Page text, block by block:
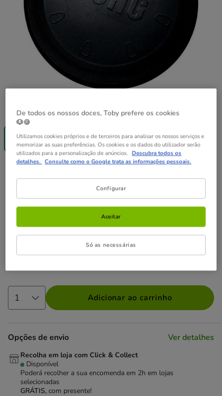
Tamanho:L Guia de tamanhos
Até - 8€!
13.69€
Obtenha 8€ de desconto na sua compra desde
59€, inserindo e validando o cupão FLASH8 ou 5€ de
desconto na sua compra desde 45€, inserindo e validando o
Adicionar ao carrinho
Opções de envio Ver detalhes
Recolha em loja com Click & Collect
Disponível
Poderá recolher a sua encomenda em 2h em lojas
selecionadas
GRÁTIS, com presente!
De todos os nossos doces, Toby prefere os cookies
🐶🍪
Utilizamos cookies próprios e de terceiros para analisar os nossos serviços e
memorizar as suas preferências. Os cookies e os dados do utilizador serão
utilizados para a personalização de anúncios. Descubra todos os
detalhes. Consulte como o Google trata as informações pessoais.
Configurar
Só as necessárias
Aceitar